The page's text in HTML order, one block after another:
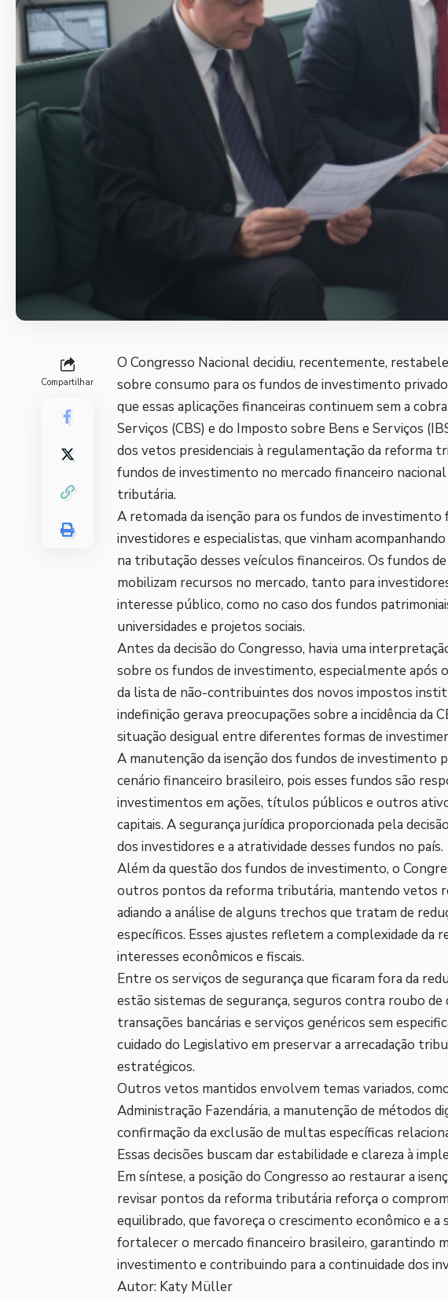
Compartilhar
O Congresso Nacional decidiu, recentemente,
sobre consumo para os fundos de investimento
que essas aplicações financeiras continuem sem a
Serviços (CBS) e do Imposto sobre Bens e Serviços
dos vetos presidenciais à regulamentação da reforma
fundos de investimento no mercado financeiro
tributária.
A retomada da isenção para os fundos de
investidores e especialistas, que vinham
na tributação desses veículos financeiros. Os fundos
mobilizam recursos no mercado, tanto para
interesse público, como no caso dos fundos
universidades e projetos sociais.
Antes da decisão do Congresso, havia uma
sobre os fundos de investimento, especialmente após
da lista de não-contribuintes dos novos impostos
indefinição gerava preocupações sobre a incidência da
situação desigual entre diferentes formas de
A manutenção da isenção dos fundos de
cenário financeiro brasileiro, pois esses fundos são
investimentos em ações, títulos públicos e outros
capitais. A segurança jurídica proporcionada pela
dos investidores e a atratividade desses fundos no país.
Além da questão dos fundos de investimento, o
outros pontos da reforma tributária, mantendo vetos
adiando a análise de alguns trechos que tratam de
específicos. Esses ajustes refletem a complexidade da
interesses econômicos e fiscais.
Entre os serviços de segurança que ficaram fora da
estão sistemas de segurança, seguros contra roubo de
transações bancárias e serviços genéricos sem
cuidado do Legislativo em preservar a arrecadação
estratégicos.
Outros vetos mantidos envolvem temas variados,
Administração Fazendária, a manutenção de métodos
confirmação da exclusão de multas específicas
Essas decisões buscam dar estabilidade e clareza à
Em síntese, a posição do Congresso ao restaurar a
revisar pontos da reforma tributária reforça o
equilibrado, que favoreça o crescimento econômico e a
fortalecer o mercado financeiro brasileiro, garantindo
investimento e contribuindo para a continuidade dos
Autor: Katy Müller